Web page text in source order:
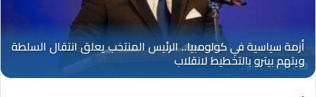
Oplus_131072